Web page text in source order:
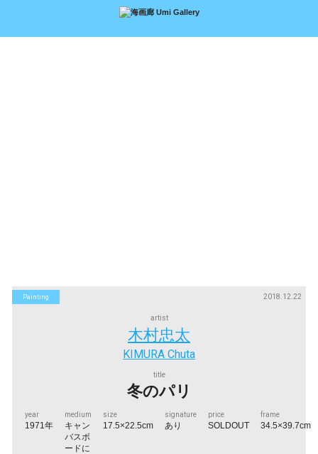
Painting 2018.12.22
artist
木村忠太
KIMURA Chuta
title
冬のパリ
year
1971年
medium
キャン
バスボ
ードに
size
17.5×22.5cm
signature
あり
price
SOLDOUT
frame
34.5×39.7cm